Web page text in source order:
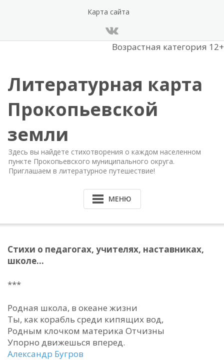
Карта сайта
Возрастная категория 12+
Литературная карта
Прокопьевской
земли
Здесь вы найдете стихотворения о каждом населенном
пункте Прокопьевского муниципального округа.
Приглашаем в литературное путешествие!
МЕНЮ
Стихи о педагогах, учителях, наставниках,
школе…
***
Родная школа, в океане жизни
Ты, как корабль среди кипящих вод,
Родным клочком материка Отчизны
Упорно движешься вперед.
Александр Бугров